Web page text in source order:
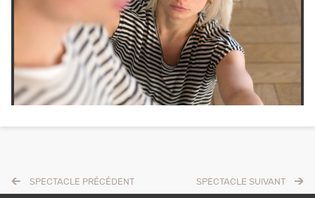
SPECTACLE SUIVANT
SPECTACLE PRÉCÉDENT